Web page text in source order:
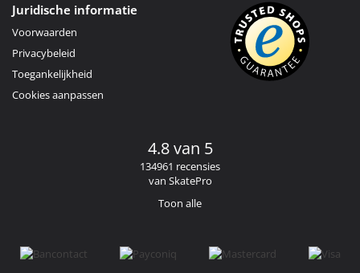
Juridische informatie
Voorwaarden
Privacybeleid
Toegankelijkheid
Cookies aanpassen
4.8 van 5
134961 recensies
van SkatePro
Toon alle